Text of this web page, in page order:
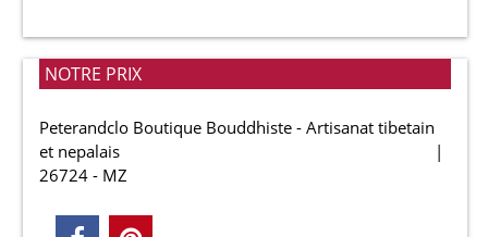
NOTRE PRIX
Peterandclo Boutique Bouddhiste - Artisanat tibetain
et nepalais
26724 - MZ